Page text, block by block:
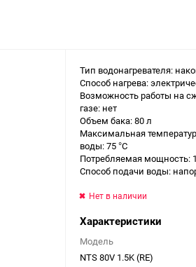
Тип водонагревателя:
Способ нагрева:
Возможность работы на
газе: нет
Объем бака: 80 л
Максимальная
воды: 75 °С
Потребляемая мощность:
Способ подачи воды:
Нет в наличии
Характеристики
Модель
NTS 80V 1.5K (RE)